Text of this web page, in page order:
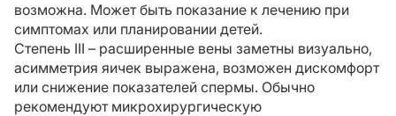
возможна. Может быть показание к лечению при
симптомах или планировании детей.
Степень III – расширенные вены заметны визуально,
асимметрия яичек выражена, возможен дискомфорт
или снижение показателей спермы. Обычно
рекомендуют микрохирургическую